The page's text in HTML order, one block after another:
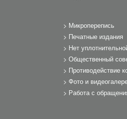
Микроперепись
Печатные издания
Нет
Общественный
Противодействие
Фото и
Работа с